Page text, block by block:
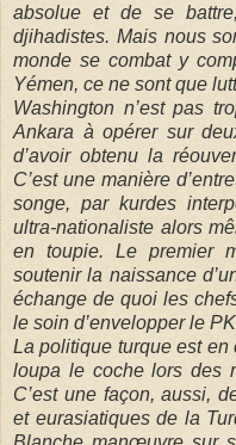
absolue et de se
djihadistes. Mais nous
monde se combat y
Yémen, ce ne sont que
Washington n’est pas
Ankara à opérer sur
d’avoir obtenu la
C’est une manière
songe, par kurdes
ultra-nationaliste alors
en toupie. Le premier
soutenir la naissance
échange de quoi les
le soin d’envelopper le
La politique turque est
loupa le coche lors des
C’est une façon, aussi,
et eurasiatiques de la